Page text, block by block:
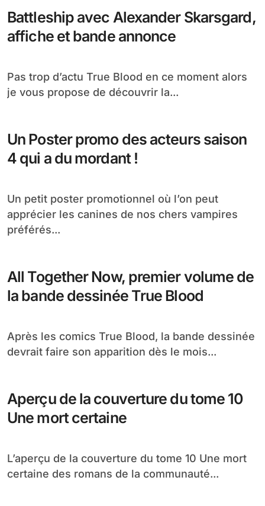
de True Blood sur la...
Premier poster pour la promotion de
Ça se rapproche à grand pas, plus que 5
grosses semaines avant le début de...
Battleship avec Alexander Skarsgard,
affiche et bande annonce
Pas trop d’actu True Blood en ce moment alors
je vous propose de découvrir la...
Un Poster promo des acteurs saison
4 qui a du mordant !
Un petit poster promotionnel où l’on peut
apprécier les canines de nos chers vampires
préférés...
All Together Now, premier volume de